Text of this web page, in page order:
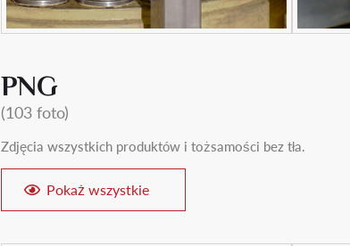
PNG
(103 foto)
Zdjęcia wszystkich produktów i tożsamości bez tła.
Pokaż wszystkie